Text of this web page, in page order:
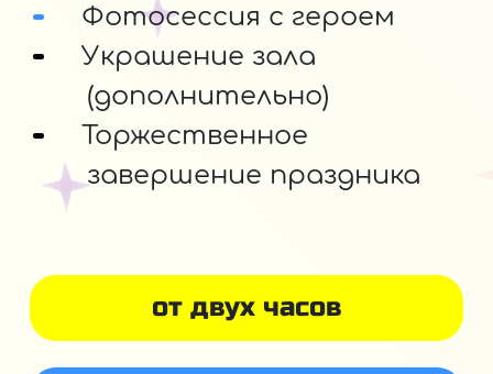
от двух часов
Фотосессия с героем
Украшение зала
(дополнительно)
Торжественное
завершение праздника